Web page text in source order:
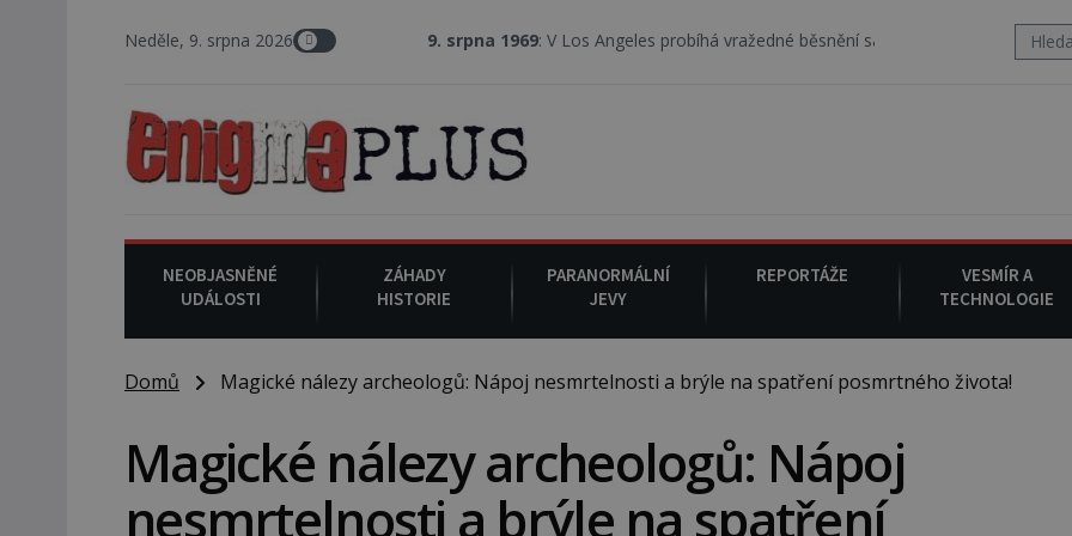
Neděle, 9. srpna 2026 9. srpna 1969 : V Los Angeles probíhá vražedné běsnění satanistického gangu vedeného
NEOBJASNĚNÉ
UDÁLOSTI
ZÁHADY
HISTORIE
PARANORMÁLNÍ
JEVY
REPORTÁŽE
VESMÍR A
TECHNOLOGIE
Domů Magické nálezy archeologů: Nápoj nesmrtelnosti a brýle na spatření posmrtného života!
Magické nálezy archeologů: Nápoj
nesmrtelnosti a brýle na spatření